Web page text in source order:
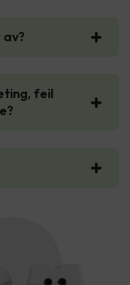
feil